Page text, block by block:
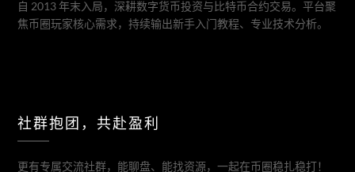
自 2013 年末入局，深耕数字货币投资与比特币合约交易。平台聚
焦币圈玩家核心需求，持续输出新手入门教程、专业技术分析。
社群抱团，共赴盈利
更有专属交流社群，能聊盘、能找资源，一起在币圈稳扎稳打！